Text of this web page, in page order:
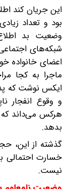
این جریان کند
بود و تعداد
وضعیت بد
شبکه‌های
اعضای خانواده
ماجرا به کجا
ایکس نوشت که
و وقوع انفجار
هرکس می‌داند که
بدهد.
گذشته از این،
خسارت احتمالی
نیست.